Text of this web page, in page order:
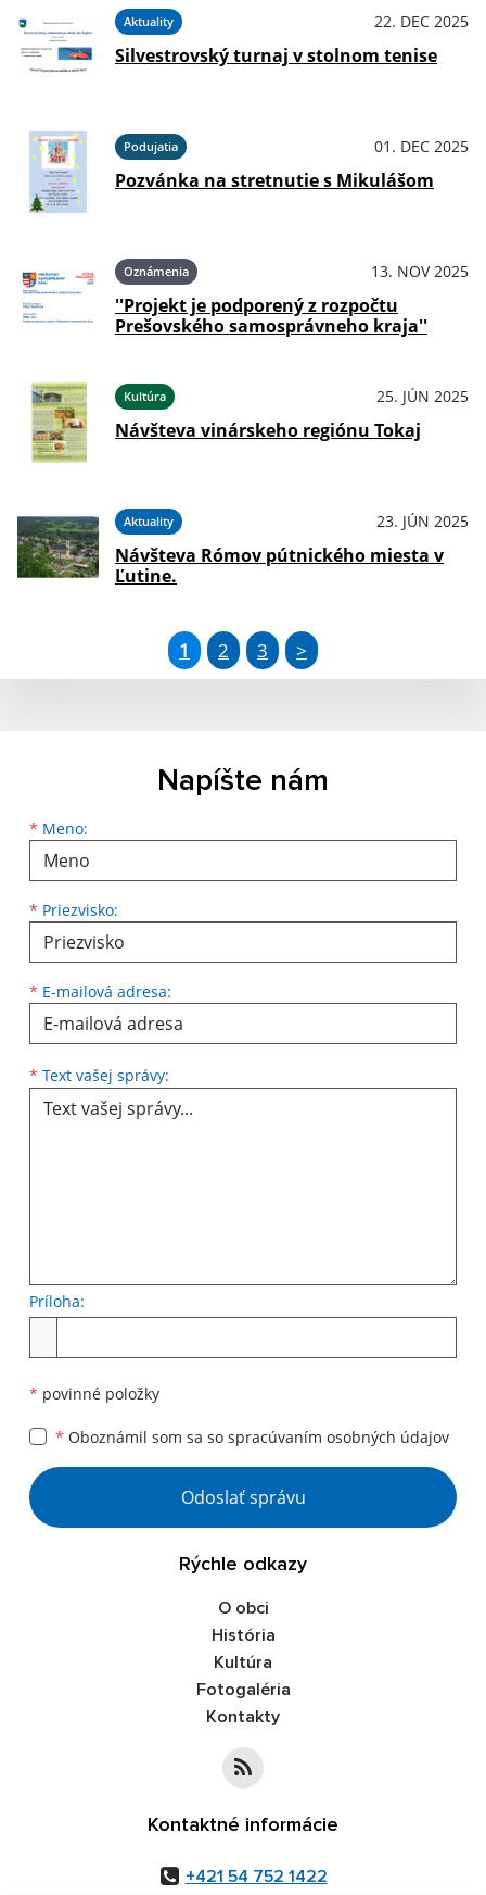
Aktuality 22. DEC 2025
Silvestrovský turnaj v stolnom tenise
Podujatia 01. DEC 2025
Pozvánka na stretnutie s Mikulášom
Oznámenia 13. NOV 2025
''Projekt je podporený z rozpočtu
Prešovského samosprávneho kraja''
Kultúra 25. JÚN 2025
Návšteva vinárskeho regiónu Tokaj
Aktuality 23. JÚN 2025
Návšteva Rómov pútnického miesta v
Ľutine.
1 2 3 >
Napíšte nám
* Meno:
Meno
* Priezvisko:
Priezvisko
* E-mailová adresa:
E-mailová adresa
* Text vašej správy:
Príloha:
* povinné položky
* Oboznámil som sa so spracúvaním osobných údajov
Google reCaptcha Response
Odoslať správu
Rýchle odkazy
O obci
História
Kultúra
Fotogaléria
Kontakty
Kontaktné informácie
+421 54 752 1422